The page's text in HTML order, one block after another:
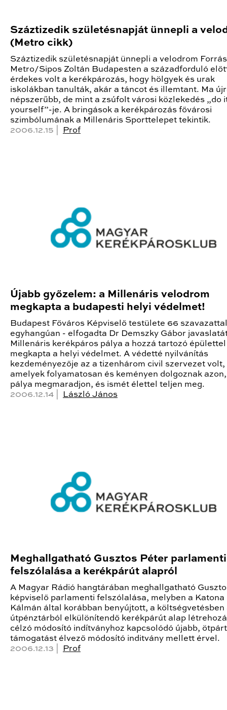
Száztizedik születésnapját ünnepli a
(Metro cikk)
Száztizedik születésnapját ünnepli a velodrom
Metro/Sipos Zoltán Budapesten a századforduló
érdekes volt a kerékpározás, hogy hölgyek és urak
iskolákban tanulták, akár a táncot és illemtant. Ma
népszerűbb, de mint a zsúfolt városi közlekedés „do
yourself”-je. A bringások a kerékpározás fővárosi
szimbólumának a Millenáris Sporttelepet tekintik.
2006.12.15 |
Prof
Újabb győzelem: a Millenáris velodrom
megkapta a budapesti helyi védelmet!
Budapest Főváros Képviselő testülete 66
egyhangúan - elfogadta Dr Demszky Gábor
Millenáris kerékpáros pálya a hozzá tartozó
megkapta a helyi védelmet. A védetté nyilvánítás
kezdeményezője az a tizenhárom civil szervezet volt,
amelyek folyamatosan és keményen dolgoznak
pálya megmaradjon, és ismét élettel teljen meg.
2006.12.14 |
László János
Meghallgatható Gusztos Péter parlamenti
felszólalása a kerékpárút alapról
A Magyar Rádió hangtárában meghallgatható
képviselő parlamenti felszólalása, melyben a Katona
Kálmán által korábban benyújtott, a költségvetésben
útpénztárból elkülönítendő kerékpárút alap
célzó módosító indítványhoz kapcsolódó újabb,
támogatást élvező módosító inditvány mellett érvel.
2006.12.13 |
Prof